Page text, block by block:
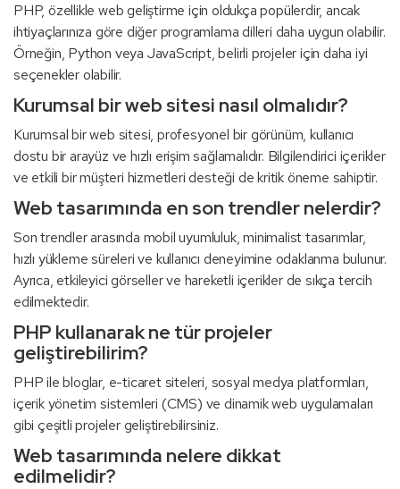
PHP, özellikle web geliştirme için oldukça popülerdir, ancak
ihtiyaçlarınıza göre diğer programlama dilleri daha uygun olabilir.
Örneğin, Python veya JavaScript, belirli projeler için daha iyi
seçenekler olabilir.
Kurumsal bir web sitesi nasıl olmalıdır?
Kurumsal bir web sitesi, profesyonel bir görünüm, kullanıcı
dostu bir arayüz ve hızlı erişim sağlamalıdır. Bilgilendirici içerikler
ve etkili bir müşteri hizmetleri desteği de kritik öneme sahiptir.
Web tasarımında en son trendler nelerdir?
Son trendler arasında mobil uyumluluk, minimalist tasarımlar,
hızlı yükleme süreleri ve kullanıcı deneyimine odaklanma bulunur.
Ayrıca, etkileyici görseller ve hareketli içerikler de sıkça tercih
edilmektedir.
PHP kullanarak ne tür projeler
geliştirebilirim?
PHP ile bloglar, e-ticaret siteleri, sosyal medya platformları,
içerik yönetim sistemleri (CMS) ve dinamik web uygulamaları
gibi çeşitli projeler geliştirebilirsiniz.
Web tasarımında nelere dikkat
edilmelidir?